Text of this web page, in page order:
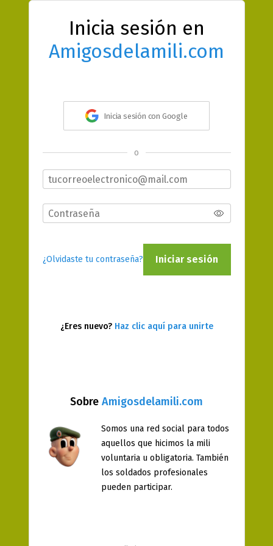
Sobre Amigosdelamili.com
Somos una red social para todos
aquellos que hicimos la mili
voluntaria u obligatoria. También
los soldados profesionales
pueden participar.
Inicia sesión en
Amigosdelamili.com
Inicia sesión con Google
o
¿Olvidaste tu contraseña? Iniciar sesión
¿Eres nuevo? Haz clic aquí para unirte